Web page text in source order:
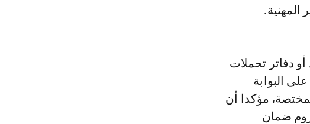
المهنية.
دفاتر تحملات
البوابة
مؤكدا أن
ضمان